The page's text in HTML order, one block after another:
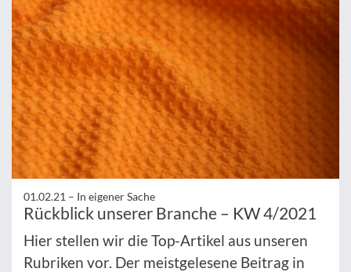
01.02.21 – In eigener Sache
Rückblick unserer Branche – KW 4/2021
Hier stellen wir die Top-Artikel aus unseren
Rubriken vor. Der meistgelesene Beitrag in